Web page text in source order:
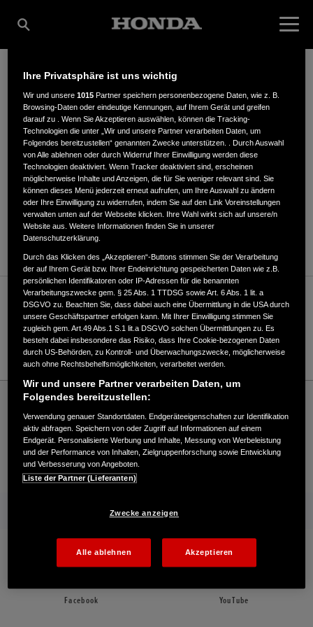
AHLBORN GMBH
Lierestr. 56,38690,Vienenburg
ANFAHRTSBESCHREIBUNG ANFORDERN
Verkauf / Kundendienst
05324/773167
Honda
Schneefräsen
Ahlborn GmbH - Schneefräsen – Honda - HONDA Deutschland Offizielle Website |
The Power of Dreams
Kontakt Händlersuche
Folgen Sie uns auf
Facebook YouTube
Ihre Privatsphäre ist uns wichtig
Wir und unsere1015 Partner speichern personenbezogene Daten, wie z. B.
Browsing-Daten oder eindeutige Kennungen, auf Ihrem Gerät und greifen
darauf zu . Wenn Sie Akzeptieren auswählen, können die Tracking-
Technologien die unter „Wir und unsere Partner verarbeiten Daten, um
Folgendes bereitzustellen“ genannten Zwecke unterstützen. . Durch Auswahl
von Alle ablehnen oder durch Widerruf Ihrer Einwilligung werden diese
Technologien deaktiviert. Wenn Tracker deaktiviert sind, erscheinen
möglicherweise Inhalte und Anzeigen, die für Sie weniger relevant sind. Sie
können dieses Menü jederzeit erneut aufrufen, um Ihre Auswahl zu ändern
oder Ihre Einwilligung zu widerrufen, indem Sie auf den Link Voreinstellungen
verwalten unten auf der Webseite klicken. Ihre Wahl wirkt sich auf unsere/n
Website aus. Weitere Informationen finden Sie in unserer
Datenschutzerklärung.
Durch das Klicken des „Akzeptieren“-Buttons stimmen Sie der Verarbeitung
der auf Ihrem Gerät bzw. Ihrer Endeinrichtung gespeicherten Daten wie z.B.
persönlichen Identifikatoren oder IP-Adressen für die benannten
Verarbeitungszwecke gem. § 25 Abs. 1 TTDSG sowie Art. 6 Abs. 1 lit. a
DSGVO zu. Beachten Sie, dass dabei auch eine Übermittlung in die USA durch
unsere Geschäftspartner erfolgen kann. Mit Ihrer Einwilligung stimmen Sie
zugleich gem. Art.49 Abs.1 S.1 lit.a DSGVO solchen Übermittlungen zu. Es
besteht dabei insbesondere das Risiko, dass Ihre Cookie-bezogenen Daten
durch US-Behörden, zu Kontroll- und Überwachungszwecke, möglicherweise
auch ohne Rechtsbehelfsmöglichkeiten, verarbeitet werden.
Wir und unsere Partner verarbeiten Daten, um
Folgendes bereitzustellen:
Verwendung genauer Standortdaten. Endgeräteeigenschaften zur Identifikation
aktiv abfragen. Speichern von oder Zugriff auf Informationen auf einem
Endgerät. Personalisierte Werbung und Inhalte, Messung von Werbeleistung
und der Performance von Inhalten, Zielgruppenforschung sowie Entwicklung
und Verbesserung von Angeboten.
Liste der Partner (Lieferanten)
Zwecke anzeigen
Alle ablehnen Akzeptieren